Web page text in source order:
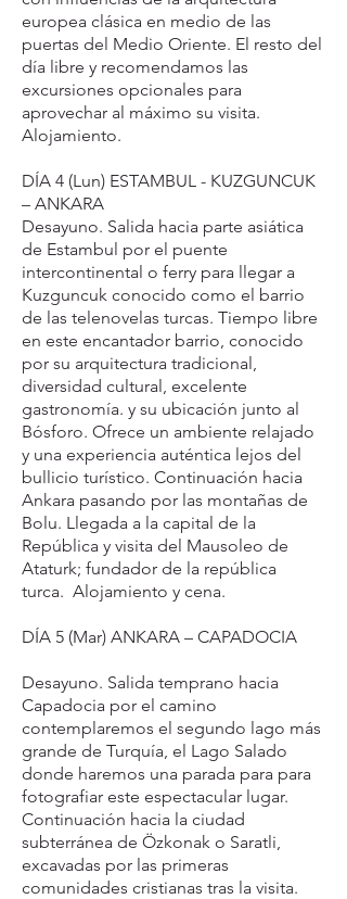
europea clásica en medio de las
puertas del Medio Oriente. El resto del
día libre y recomendamos las
excursiones opcionales para
aprovechar al máximo su visita.
Alojamiento.
DÍA 4 (Lun) ESTAMBUL - KUZGUNCUK
– ANKARA
Desayuno. Salida hacia parte asiática
de Estambul por el puente
intercontinental o ferry para llegar a
Kuzguncuk conocido como el barrio
de las telenovelas turcas. Tiempo libre
en este encantador barrio, conocido
por su arquitectura tradicional,
diversidad cultural, excelente
gastronomía. y su ubicación junto al
Bósforo. Ofrece un ambiente relajado
y una experiencia auténtica lejos del
bullicio turístico. Continuación hacia
Ankara pasando por las montañas de
Bolu. Llegada a la capital de la
República y visita del Mausoleo de
Ataturk; fundador de la república
turca. Alojamiento y cena.
DÍA 5 (Mar) ANKARA – CAPADOCIA
Desayuno. Salida temprano hacia
Capadocia por el camino
contemplaremos el segundo lago más
grande de Turquía, el Lago Salado
donde haremos una parada para para
fotografiar este espectacular lugar.
Continuación hacia la ciudad
subterránea de Özkonak o Saratli,
excavadas por las primeras
comunidades cristianas tras la visita.